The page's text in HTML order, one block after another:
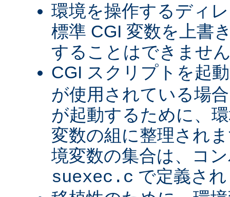
環境を操作するディ
標準 CGI 変数を上書
することはできませ
CGI スクリプトを起
が使用されている場
が起動するために、
変数の組に整理され
境変数の集合は、コ
suexec.c で定義さ